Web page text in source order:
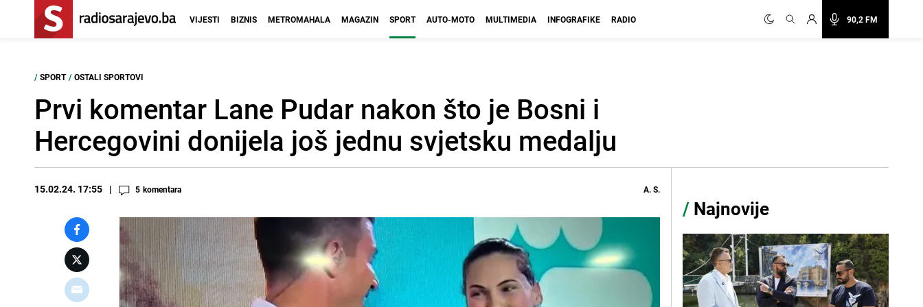
90,2 FM
VIJESTI BIZNIS METROMAHALA MAGAZIN SPORT AUTO-MOTO MULTIMEDIA INFOGRAFIKE RADIO
/ SPORT / OSTALI SPORTOVI
Prvi komentar Lane Pudar nakon što je Bosni i
Hercegovini donijela još jednu svjetsku medalju
15.02.24. 17:55 5 komentara A. S.
/ Najnovije